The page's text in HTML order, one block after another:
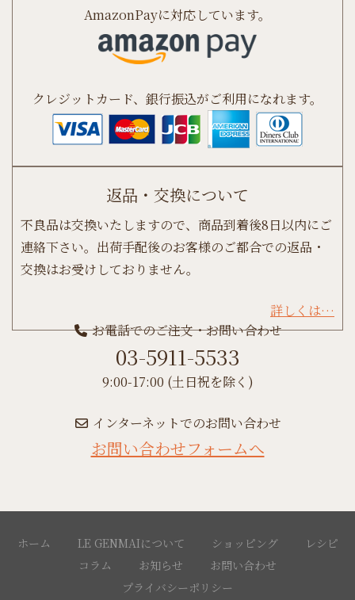
AmazonPayに対応しています。
クレジットカード、銀行振込がご利用になれます。
返品・交換について
不良品は交換いたしますので、商品到着後8日以内にご
連絡下さい。出荷手配後のお客様のご都合での返品・
交換はお受けしておりません。
詳しくは…
お電話でのご注文・お問い合わせ
03-5911-5533
9:00-17:00 (土日祝を除く)
インターネットでのお問い合わせ
お問い合わせフォームへ
ホーム LE GENMAIについて ショッピング
レシピ
コラム
お知らせ
お問い合わせ
プライバシーポリシー